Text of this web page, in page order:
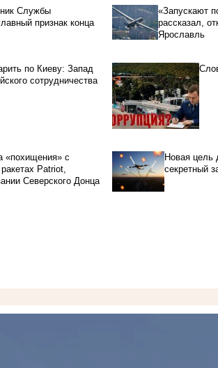
Службы
признак конца
«Запускают
рассказал,
Ярославль
по Киеву: Запад
сотрудничества
«похищения» с
Patriot,
Северского Донца
Новая цель
секретный